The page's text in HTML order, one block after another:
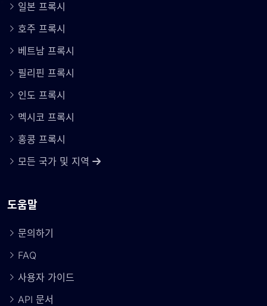
일본 프록시
호주 프록시
베트남 프록시
필리핀 프록시
인도 프록시
멕시코 프록시
홍콩 프록시
모든 국가 및 지역
도움말
문의하기
FAQ
사용자 가이드
API 문서